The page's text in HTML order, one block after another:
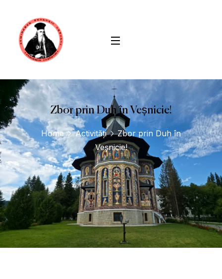
Zbor prin Duh în Veșnicie!
Home Activități
Zbor prin Duh în
Veșnicie!